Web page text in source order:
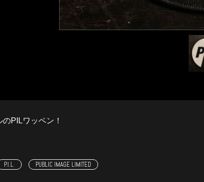
PILワッペン！
P.I.L. PUBLIC IMAGE LIMITED